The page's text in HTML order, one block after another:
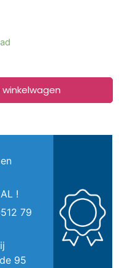
!
79
95